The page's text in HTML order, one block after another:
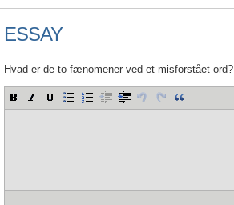
ESSAY
Hvad er de to fænomener ved et misforstået ord?